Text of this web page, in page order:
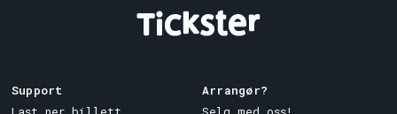
Support
Last ner billett
Arrangør?
Selg med oss!